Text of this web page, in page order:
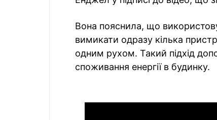
Вона пояснила, що
вимикати одразу кілька
одним рухом. Такий підхід
споживання енергії в будинку.